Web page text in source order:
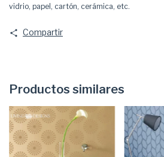
vidrio, papel, cartón, cerámica, etc.
Compartir
Productos similares